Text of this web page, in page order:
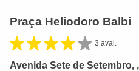
Praça Heliodoro Balbi
3 aval.
Avenida Sete de Setembro,